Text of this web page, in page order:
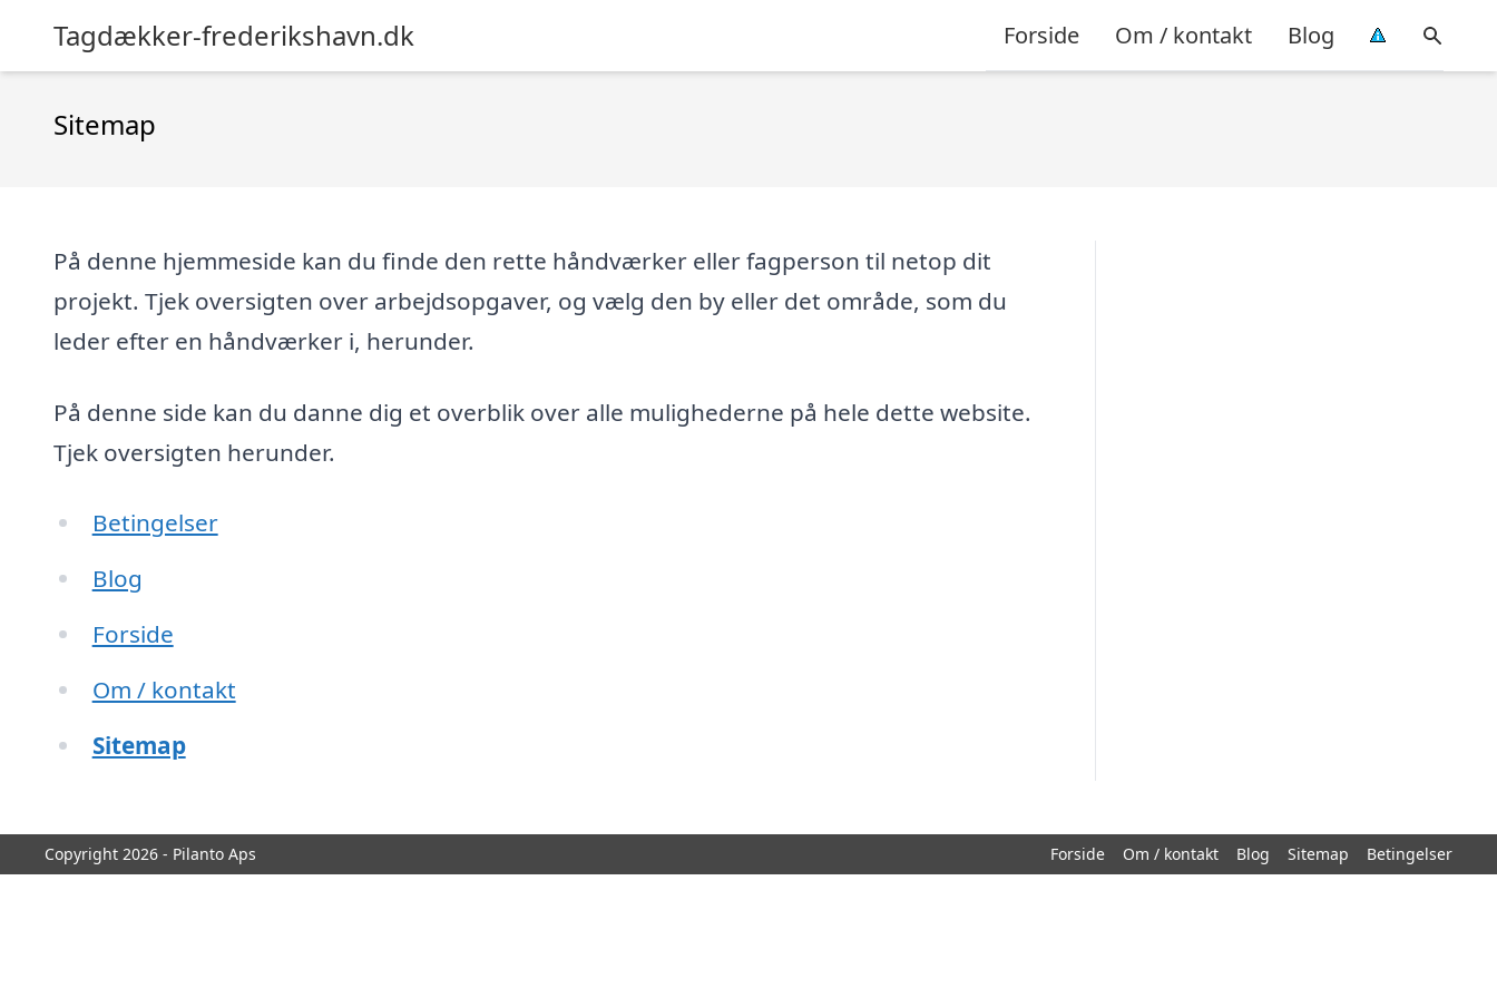
Tagdækker-frederikshavn.dk Forside Om / kontakt Blog
Sitemap
På denne hjemmeside kan du finde den rette håndværker eller fagperson til netop dit
projekt. Tjek oversigten over arbejdsopgaver, og vælg den by eller det område, som du
leder efter en håndværker i, herunder.
På denne side kan du danne dig et overblik over alle mulighederne på hele dette website.
Tjek oversigten herunder.
Betingelser
Blog
Forside
Om / kontakt
Sitemap
Copyright 2026 - Pilanto Aps Forside Om / kontakt Blog Sitemap Betingelser